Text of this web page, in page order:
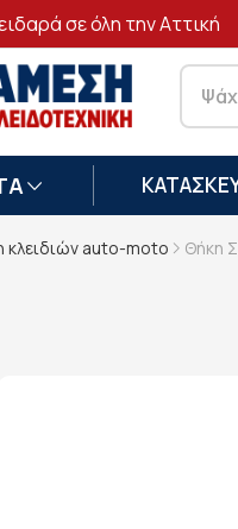
σε όλη την Αττική
ΑΣΦΑΛΕΙΣ
κλειδιών auto-moto Θήκη